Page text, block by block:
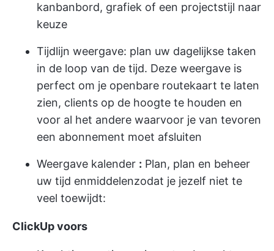
kanbanbord, grafiek of een projectstijl naar
keuze
Tijdlijn weergave: plan uw dagelijkse taken
in de loop van de tijd. Deze weergave is
perfect om je openbare routekaart te laten
zien, clients op de hoogte te houden en
voor al het andere waarvoor je van tevoren
een abonnement moet afsluiten
Weergave kalender : Plan, plan en beheer
uw tijd enmiddelenzodat je jezelf niet te
veel toewijdt:
ClickUp voors